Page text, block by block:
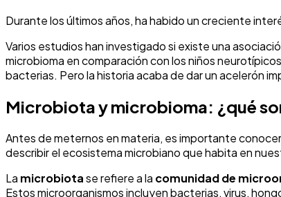
Durante los últimos años, ha habido un creciente
Varios estudios han investigado si existe una
microbioma en comparación con los niños
bacterias. Pero la historia acaba de dar un acelerón
Microbiota y microbioma: ¿qué
Antes de meternos en materia, es importante
describir el ecosistema microbiano que habita en
La microbiotase refiere a la comunidad de
Estos microorganismos incluyen bacterias, virus,